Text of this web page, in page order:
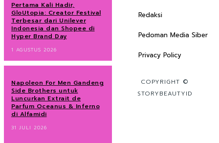
Pertama Kali Hadir,
GloUtopia: Creator Festival
Terbesar dari Unilever
Indonesia dan Shopee di
Hyper Brand Day
1 AGUSTUS 2026
Napoleon For Men Gandeng
Side Brothers untuk
Luncurkan Extrait de
Parfum Oceanus & Inferno
di Alfamidi
31 JULI 2026
Redaksi
Pedoman Media Siber
Privacy Policy
COPYRIGHT ©
STORYBEAUTYID